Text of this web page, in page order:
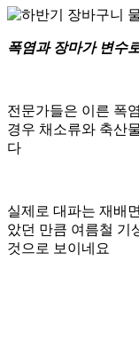
폭염과 장마가 변수
전문가들은 이른 폭
경우 채소류와 축산
다
실제로 대파는 재배
았던 만큼 여름철 기
것으로 보이네요